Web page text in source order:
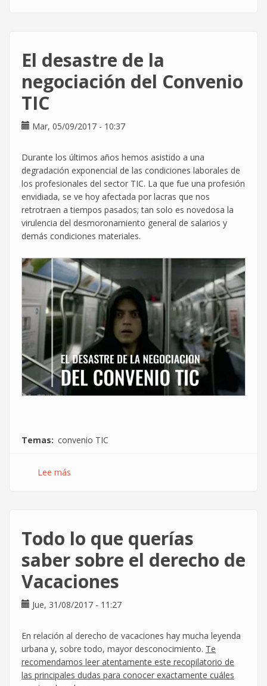
propuesta
de
CCOO
convenio
El desastre de la
negociación del Convenio
TIC
Mar, 05/09/2017 - 10:37
Durante los últimos años hemos asistido a una
degradación exponencial de las condiciones laborales de
los profesionales del sector TIC. La que fue una profesión
envidiada, se ve hoy afectada por lacras que nos
retrotraen a tiempos pasados; tan solo es novedosa la
virulencia del desmoronamiento general de salarios y
demás condiciones materiales.
Temas convenio TIC
Lee más
negociación
Convenio
TIC
Todo lo que querías
saber sobre el derecho de
Vacaciones
Jue, 31/08/2017 - 11:27
En relación al derecho de vacaciones hay mucha leyenda
urbana y, sobre todo, mayor desconocimiento. Te
recomendamos leer atentamente este recopilatorio de
las principales dudas para conocer exactamente cuáles